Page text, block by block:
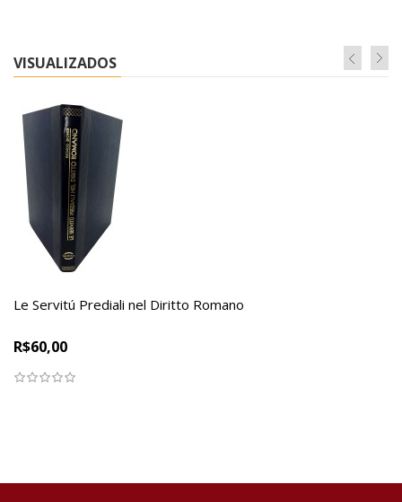
VISUALIZADOS
Le Servitú Prediali nel Diritto Romano
R$60,00